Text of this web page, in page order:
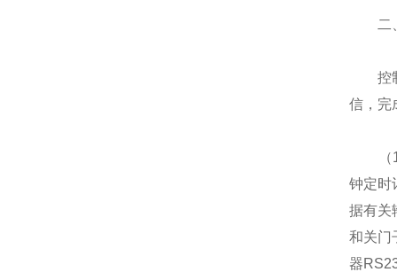
二、
控制
信，完
（1
钟定时
据有关
和关门
器